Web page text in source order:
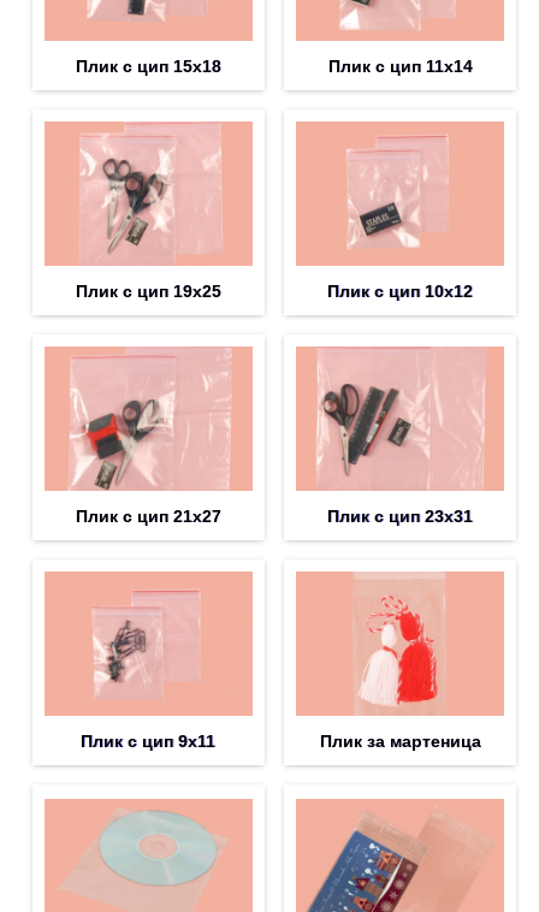
Плик с цип 15х18 Плик с цип 11х14
Плик с цип 19х25 Плик с цип 10х12
Плик с цип 21х27 Плик с цип 23х31
Плик с цип 9х11 Плик за мартеница